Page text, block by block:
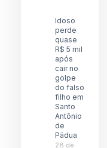
Idoso
perde
quase
R$ 5 mil
após
cair no
golpe
do falso
filho em
Santo
Antônio
de
Pádua
28 de